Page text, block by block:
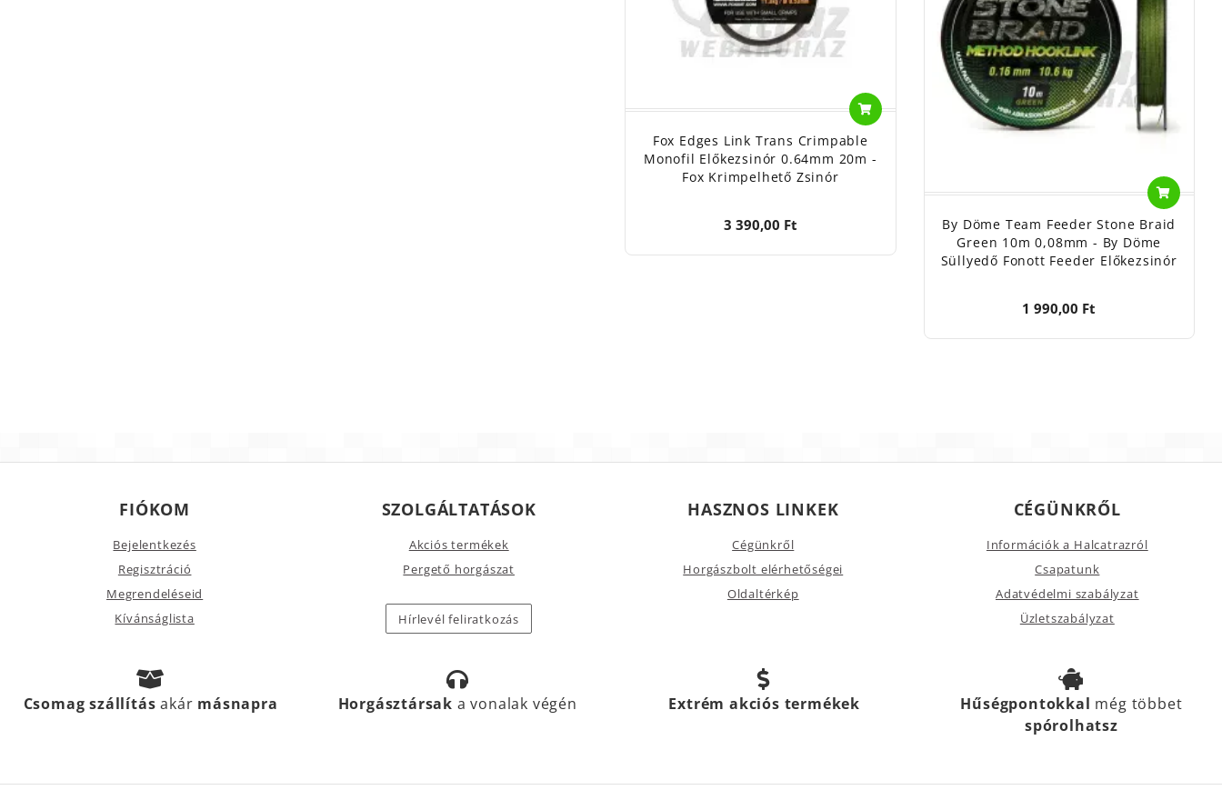
Fox Edges Link Trans Crimpable
Monofil Előkezsinór 0.64mm 20m -
Fox Krimpelhető Zsinór
3 390,00 Ft
By Döme Team Feeder Stone Braid
Green 10m 0,08mm - By Döme
Süllyedő Fonott Feeder Előkezsinór
1 990,00 Ft
FIÓKOM
Bejelentkezés
Regisztráció
Megrendeléseid
Kívánságlista
SZOLGÁLTATÁSOK
Akciós termékek
Pergető horgászat
Hírlevél feliratkozás
HASZNOS LINKEK
Cégünkről
Horgászbolt elérhetőségei
Oldaltérkép
CÉGÜNKRŐL
Információk a Halcatrazról
Csapatunk
Adatvédelmi szabályzat
Üzletszabályzat
Csomag szállításakár másnapra Horgásztársak a vonalak végén Extrém akciós termékek Hűségpontokkal még többet
spórolhatsz